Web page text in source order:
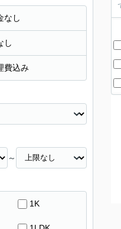
なし
し
費込み
～
1K